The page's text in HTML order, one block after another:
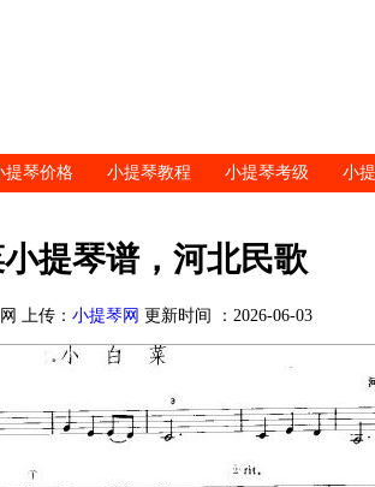
提琴价格 小提琴教程 小提琴考级
小
提琴谱，河北民歌
上传： 小提琴网 更新时间 ：2026-06-03